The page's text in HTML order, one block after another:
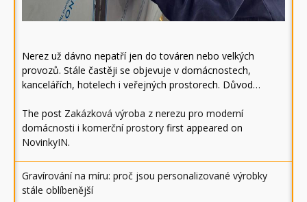
Nerez už dávno nepatří jen do továren nebo velkých
provozů. Stále častěji se objevuje v domácnostech,
kancelářích, hotelech i veřejných prostorech. Důvod…
The post Zakázková výroba z nerezu pro moderní
domácnosti i komerční prostory first appeared on
NovinkyIN.
Gravírování na míru: proč jsou personalizované výrobky
stále oblíbenější